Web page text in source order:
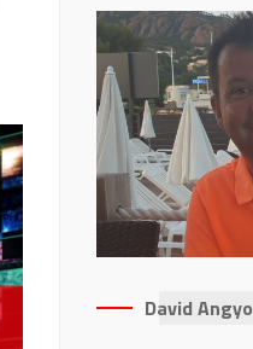
David Angyo